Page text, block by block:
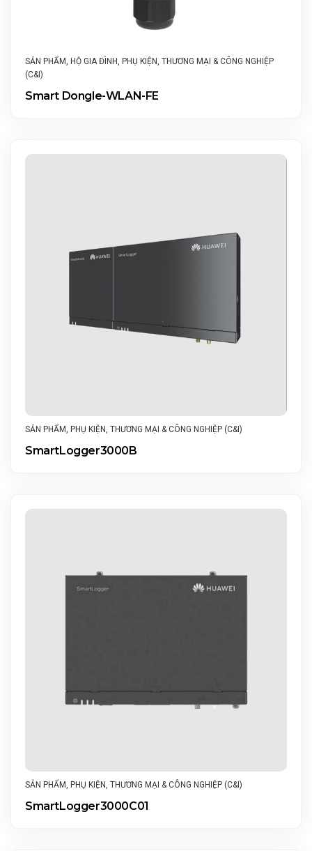
SẢN PHẨM, HỘ GIA ĐÌNH, PHỤ KIỆN, THƯƠNG MẠI & CÔNG NGHIỆP
(C&I)
Smart Dongle-WLAN-FE
SẢN PHẨM, PHỤ KIỆN, THƯƠNG MẠI & CÔNG NGHIỆP (C&I)
SmartLogger3000B
SẢN PHẨM, PHỤ KIỆN, THƯƠNG MẠI & CÔNG NGHIỆP (C&I)
SmartLogger3000C01